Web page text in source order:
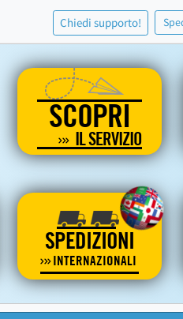
Chiedi supporto!
SCOPRI
IL SERVIZIO
SPEDIZIONI
INTERNAZIONALI